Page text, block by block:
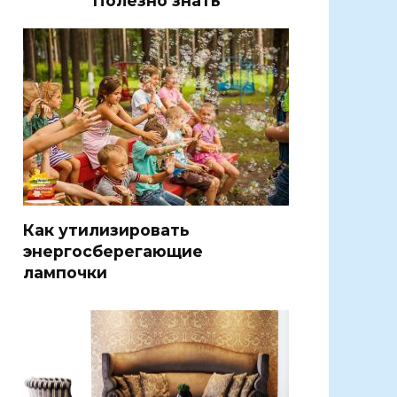
Как утилизировать
энергосберегающие
лампочки